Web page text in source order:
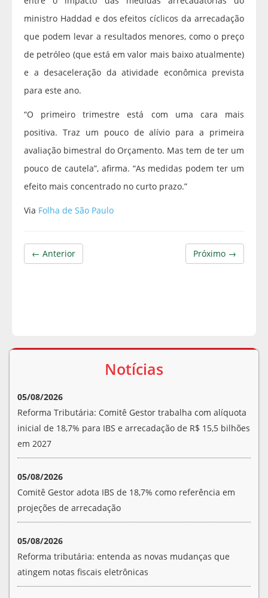
ministro Haddad e dos efeitos cíclicos da arrecadação
que podem levar a resultados menores, como o preço
de petróleo (que está em valor mais baixo atualmente)
e a desaceleração da atividade econômica prevista
para este ano.
“O primeiro trimestre está com uma cara mais
positiva. Traz um pouco de alívio para a primeira
avaliação bimestral do Orçamento. Mas tem de ter um
pouco de cautela”, afirma. “As medidas podem ter um
efeito mais concentrado no curto prazo.”
Via Folha de São Paulo
Próximo →
← Anterior
Notícias
05/08/2026
Reforma Tributária: Comitê Gestor trabalha com alíquota
inicial de 18,7% para IBS e arrecadação de R$ 15,5 bilhões
em 2027
05/08/2026
Comitê Gestor adota IBS de 18,7% como referência em
projeções de arrecadação
05/08/2026
Reforma tributária: entenda as novas mudanças que
atingem notas fiscais eletrônicas